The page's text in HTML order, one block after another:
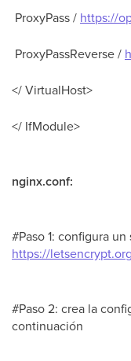
ProxyPass / https://
ProxyPassReverse /
</ VirtualHost>
</ IfModule>
nginx.conf:
#Paso 1: configura
https://
#Paso 2: crea la
continuación